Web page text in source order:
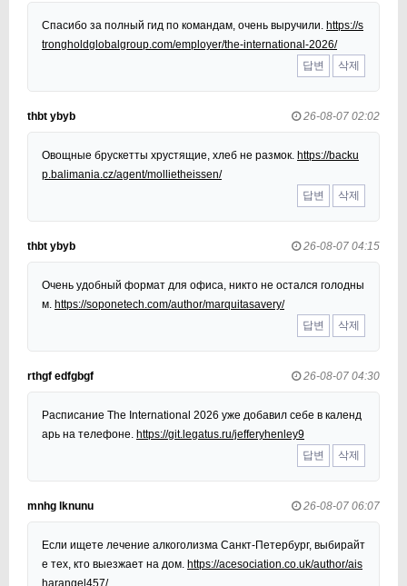
Спасибо за полный гид по командам, очень выручили. https://s
trongholdglobalgroup.com/employer/the-international-2026/
답변
삭제
thbt ybyb 26-08-07 02:02
Овощные брускетты хрустящие, хлеб не размок. https://backu
p.balimania.cz/agent/mollietheissen/
답변
삭제
thbt ybyb 26-08-07 04:15
Очень удобный формат для офиса, никто не остался голодны
м. https://soponetech.com/author/marquitasavery/
답변
삭제
rthgf edfgbgf 26-08-07 04:30
Расписание The International 2026 уже добавил себе в календ
арь на телефоне. https://git.legatus.ru/jefferyhenley9
답변
삭제
mnhg lknunu 26-08-07 06:07
Если ищете лечение алкоголизма Санкт-Петербург, выбирайт
е тех, кто выезжает на дом. https://acesociation.co.uk/author/ais
harangel457/